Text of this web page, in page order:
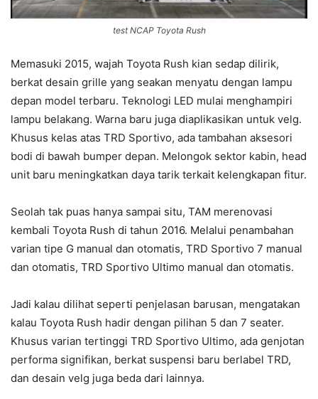
test NCAP Toyota Rush
Memasuki 2015, wajah Toyota Rush kian sedap dilirik,
berkat desain grille yang seakan menyatu dengan lampu
depan model terbaru. Teknologi LED mulai menghampiri
lampu belakang. Warna baru juga diaplikasikan untuk velg.
Khusus kelas atas TRD Sportivo, ada tambahan aksesori
bodi di bawah bumper depan. Melongok sektor kabin, head
unit baru meningkatkan daya tarik terkait kelengkapan fitur.
Seolah tak puas hanya sampai situ, TAM merenovasi
kembali Toyota Rush di tahun 2016. Melalui penambahan
varian tipe G manual dan otomatis, TRD Sportivo 7 manual
dan otomatis, TRD Sportivo Ultimo manual dan otomatis.
Jadi kalau dilihat seperti penjelasan barusan, mengatakan
kalau Toyota Rush hadir dengan pilihan 5 dan 7 seater.
Khusus varian tertinggi TRD Sportivo Ultimo, ada genjotan
performa signifikan, berkat suspensi baru berlabel TRD,
dan desain velg juga beda dari lainnya.